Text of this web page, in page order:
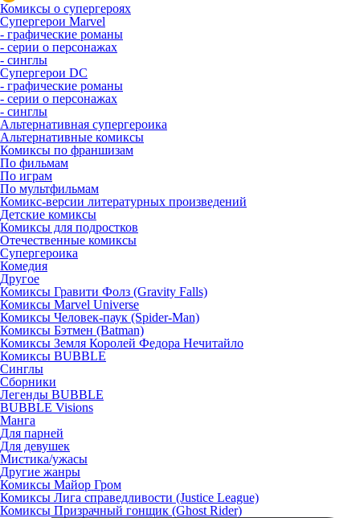
Комиксы о супергероях
Супергерои Marvel
- графические романы
- серии о персонажах
- синглы
Супергерои DC
- графические романы
- серии о персонажах
- синглы
Альтернативная супергероика
Альтернативные комиксы
Комиксы по франшизам
По фильмам
По играм
По мультфильмам
Комикс-версии литературных произведений
Детские комиксы
Комиксы для подростков
Отечественные комиксы
Супергероика
Комедия
Другое
Комиксы Гравити Фолз (Gravity Falls)
Комиксы Marvel Universe
Комиксы Человек-паук (Spider-Man)
Комиксы Бэтмен (Batman)
Комиксы Земля Королей Федора Нечитайло
Комиксы BUBBLE
Синглы
Сборники
Легенды BUBBLE
BUBBLE Visions
Манга
Для парней
Для девушек
Мистика/ужасы
Другие жанры
Комиксы Майор Гром
Комиксы Лига справедливости (Justice League)
Комиксы Призрачный гонщик (Ghost Rider)